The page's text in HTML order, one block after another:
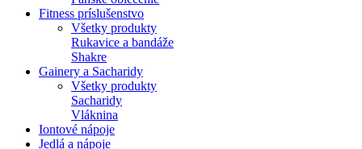
Fitness príslušenstvo
Všetky produkty
Rukavice a bandáže
Shakre
Gainery a Sacharidy
Všetky produkty
Sacharidy
Vláknina
Iontové nápoje
Jedlá a nápoje